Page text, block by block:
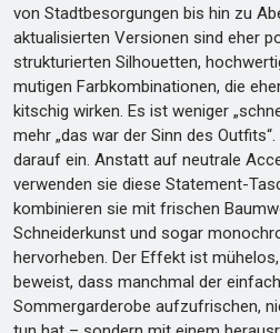
von Stadtbesorgungen bis hin zu
aktualisierten Versionen sind eher
strukturierten Silhouetten,
mutigen Farbkombinationen, die
kitschig wirken. Es ist weniger
mehr „das war der Sinn des
darauf ein. Anstatt auf neutrale
verwenden sie diese Statement-
kombinieren sie mit frischen
Schneiderkunst und sogar
hervorheben. Der Effekt ist
beweist, dass manchmal der
Sommergarderobe aufzufrischen,